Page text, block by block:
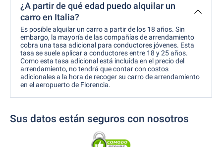
¿A partir de qué edad puedo alquilar un
carro en Italia?
Es posible alquilar un carro a partir de los 18 años. Sin
embargo, la mayoría de las compañías de arrendamiento
cobra una tasa adicional para conductores jóvenes. Esta
tasa se suele aplicar a conductores entre 18 y 25 años.
Como esta tasa adicional está incluida en el precio del
arrendamiento, no tendrá que contar con costos
adicionales a la hora de recoger su carro de arrendamiento
en el aeropuerto de Florencia.
Sus datos están seguros con nosotros